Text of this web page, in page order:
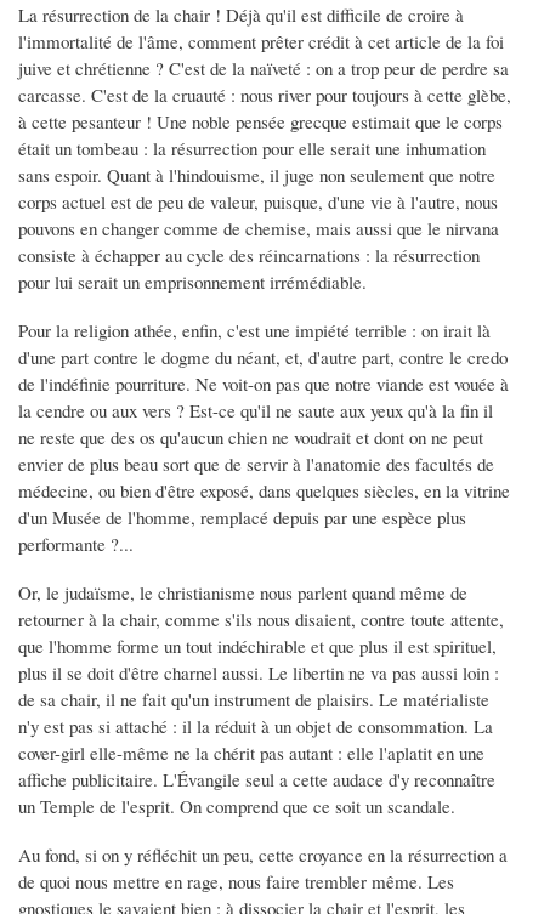
La résurrection de la chair ! Déjà qu'il est difficile de croire à
l'immortalité de l'âme, comment prêter crédit à cet article de la foi
juive et chrétienne ? C'est de la naïveté : on a trop peur de perdre sa
carcasse. C'est de la cruauté : nous river pour toujours à cette glèbe,
à cette pesanteur ! Une noble pensée grecque estimait que le corps
était un tombeau : la résurrection pour elle serait une inhumation
sans espoir. Quant à l'hindouisme, il juge non seulement que notre
corps actuel est de peu de valeur, puisque, d'une vie à l'autre, nous
pouvons en changer comme de chemise, mais aussi que le nirvana
consiste à échapper au cycle des réincarnations : la résurrection
pour lui serait un emprisonnement irrémédiable.
Pour la religion athée, enfin, c'est une impiété terrible : on irait là
d'une part contre le dogme du néant, et, d'autre part, contre le credo
de l'indéfinie pourriture. Ne voit-on pas que notre viande est vouée à
la cendre ou aux vers ? Est-ce qu'il ne saute aux yeux qu'à la fin il
ne reste que des os qu'aucun chien ne voudrait et dont on ne peut
envier de plus beau sort que de servir à l'anatomie des facultés de
médecine, ou bien d'être exposé, dans quelques siècles, en la vitrine
d'un Musée de l'homme, remplacé depuis par une espèce plus
performante ?...
Or, le judaïsme, le christianisme nous parlent quand même de
retourner à la chair, comme s'ils nous disaient, contre toute attente,
que l'homme forme un tout indéchirable et que plus il est spirituel,
plus il se doit d'être charnel aussi. Le libertin ne va pas aussi loin :
de sa chair, il ne fait qu'un instrument de plaisirs. Le matérialiste
n'y est pas si attaché : il la réduit à un objet de consommation. La
cover-girl elle-même ne la chérit pas autant : elle l'aplatit en une
affiche publicitaire. L'Évangile seul a cette audace d'y reconnaître
un Temple de l'esprit. On comprend que ce soit un scandale.
Au fond, si on y réfléchit un peu, cette croyance en la résurrection a
de quoi nous mettre en rage, nous faire trembler même. Les
gnostiques le savaient bien : à dissocier la chair et l'esprit, les